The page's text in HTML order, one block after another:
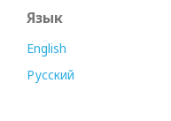
Язык
English
Русский